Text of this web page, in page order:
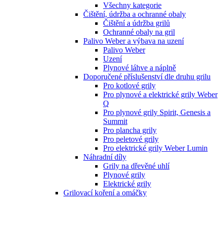
Všechny kategorie
Čištění, údržba a ochranné obaly
Čištění a údržba grilů
Ochranné obaly na gril
Palivo Weber a výbava na uzení
Palivo Weber
Uzení
Plynové láhve a náplně
Doporučené příslušenství dle druhu grilu
Pro kotlové grily
Pro plynové a elektrické grily Weber
Q
Pro plynové grily Spirit, Genesis a
Summit
Pro plancha grily
Pro peletové grily
Pro elektrické grily Weber Lumin
Náhradní díly
Grily na dřevěné uhlí
Plynové grily
Elektrické grily
Grilovací koření a omáčky